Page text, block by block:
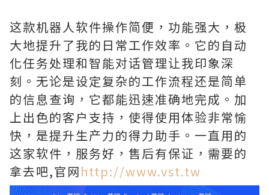
这款机器人软件操作简便，功能强大，极
大地提升了我的日常工作效率。它的自动
化任务处理和智能对话管理让我印象深
刻。无论是设定复杂的工作流程还是简单
的信息查询，它都能迅速准确地完成。加
上出色的客户支持，使得使用体验非常愉
快，是提升生产力的得力助手。一直用的
这家软件，服务好，售后有保证，需要的
拿去吧,官网http://www.vst.tw